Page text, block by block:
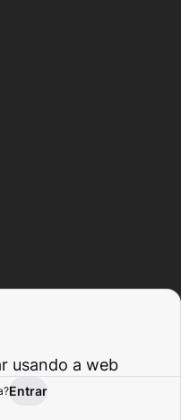
Atividade
usando a web
Entrar